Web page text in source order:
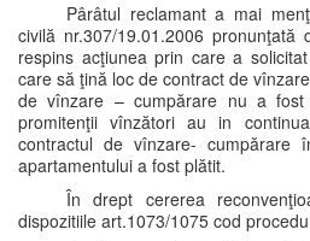
Pârâtul reclamant a mai
civilă nr.307/19.01.2006
respins acţiunea prin care a
care să ţină loc de contract de
de vînzare – cumpărare nu a
promitenţii vînzători au in
contractul de vînzare- cumpărare
apartamentului a fost plătit.
În drept cererea
dispozitiile art.1073/1075 cod